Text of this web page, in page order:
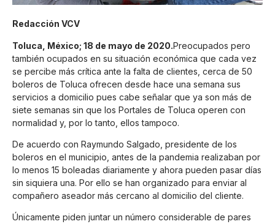
Redacción VCV
Toluca, México; 18 de mayo de 2020.Preocupados pero
también ocupados en su situación económica que cada vez
se percibe más crítica ante la falta de clientes, cerca de 50
boleros de Toluca ofrecen desde hace una semana sus
servicios a domicilio pues cabe señalar que ya son más de
siete semanas sin que los Portales de Toluca operen con
normalidad y, por lo tanto, ellos tampoco.
De acuerdo con Raymundo Salgado, presidente de los
boleros en el municipio, antes de la pandemia realizaban por
lo menos 15 boleadas diariamente y ahora pueden pasar días
sin siquiera una. Por ello se han organizado para enviar al
compañero aseador más cercano al domicilio del cliente.
Únicamente piden juntar un número considerable de pares